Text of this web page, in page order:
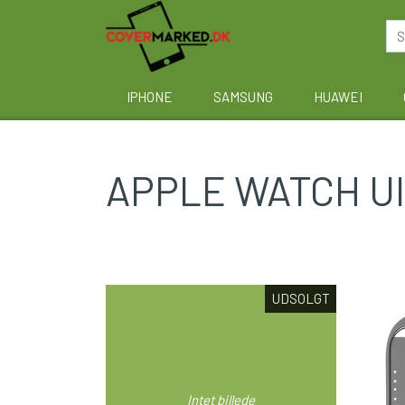
IPHONE SAMSUNG HUAWEI
APPLE WATCH
Intet billede
UDSOLGT